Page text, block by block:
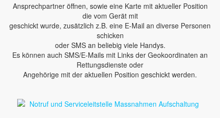
Ansprechpartner öffnen, sowie eine Karte mit aktueller Position
die vom Gerät mit
geschickt wurde, zusätzlich z.B. eine E-Mail an diverse Personen
schicken
oder SMS an beliebig viele Handys.
Es können auch SMS/E-Mails mit Links der Geokoordinaten an
Rettungsdienste oder
Angehörige mit der aktuellen Position geschickt werden.